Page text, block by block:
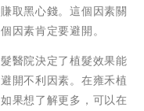
取黑心錢。這個因素關
因素肯定要避開。
醫院決定了植髮效果能
開不利因素。在雍禾植
果想了解更多，可以在